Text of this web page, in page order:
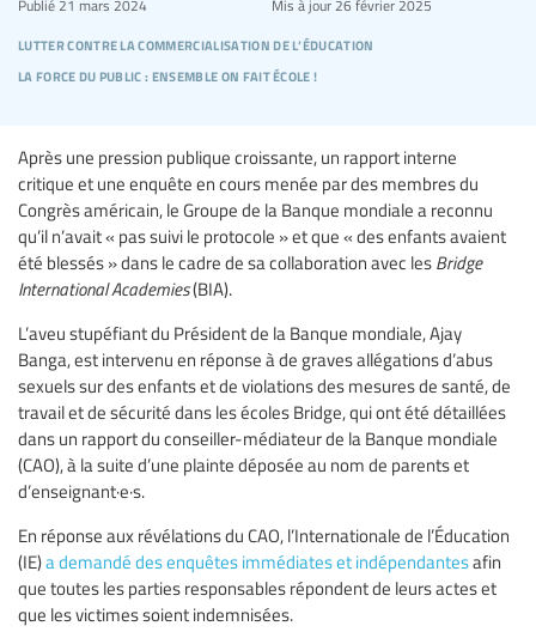
lutter contre la commercialisation de l’éducation
la force du public : ensemble on fait école !
Publié 21 mars 2024 Mis à jour26 février 2025
Après une pression publique croissante, un rapport interne
critique et une enquête en cours menée par des membres du
Congrès américain, le Groupe de la Banque mondiale a reconnu
qu’il n’avait « pas suivi le protocole » et que « des enfants avaient
été blessés » dans le cadre de sa collaboration avec les Bridge
International Academies(BIA).
L’aveu stupéfiant du Président de la Banque mondiale, Ajay
Banga, est intervenu en réponse à de graves allégations d’abus
sexuels sur des enfants et de violations des mesures de santé, de
travail et de sécurité dans les écoles Bridge, qui ont été détaillées
dans un rapport du conseiller-médiateur de la Banque mondiale
(CAO), à la suite d’une plainte déposée au nom de parents et
d’enseignant·e·s.
En réponse aux révélations du CAO, l’Internationale de l’Éducation
(IE)a demandé des enquêtes immédiates et indépendantesafin
que toutes les parties responsables répondent de leurs actes et
que les victimes soient indemnisées.